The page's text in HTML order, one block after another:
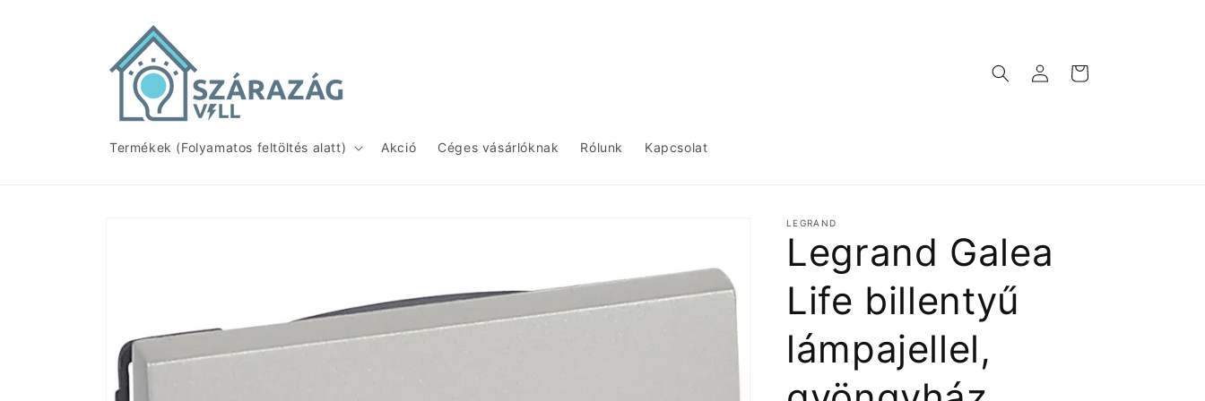
Termékek (Folyamatos feltöltés alatt) Akció Céges vásárlóknak Rólunk Kapcsolat
Bejelentkezés
Kosár
LEGRAND
Legrand Galea
Life billentyű
lámpajellel,